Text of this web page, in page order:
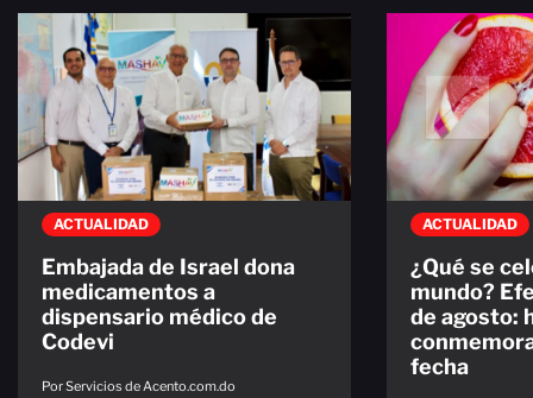
ACTUALIDAD
Embajada de Israel dona
medicamentos a
dispensario médico de
Codevi
Por Servicios de Acento.com.do
ACTUALIDAD
¿Qué se
mundo?
de agosto:
fecha